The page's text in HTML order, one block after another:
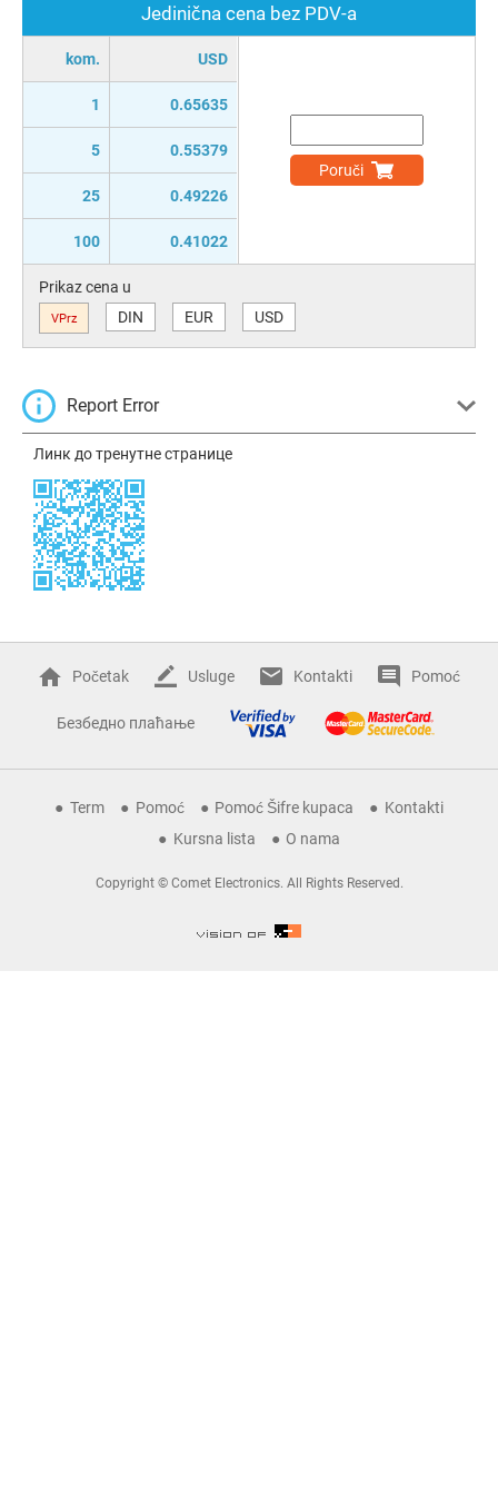
Jedinična cena bez PDV-a
kom. USD
1 0.65635
5 0.55379
25 0.49226
100 0.41022
Poruči
Prikaz cena u
VPrz DIN EUR USD
Report Error
Линк до тренутне странице
Početak Usluge Kontakti Pomoć
Безбедно плаћање
Term Pomoć Pomoć Šifre kupaca
Kontakti
Kursna lista
O nama
Copyright © Comet Electronics. All Rights Reserved.